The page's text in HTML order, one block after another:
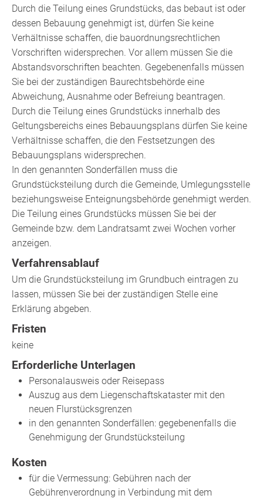
Durch die Teilung eines Grundstücks, das bebaut ist oder
dessen Bebauung genehmigt ist, dürfen Sie keine
Verhältnisse schaffen, die bauordnungsrechtlichen
Vorschriften widersprechen. Vor allem müssen Sie die
Abstandsvorschriften beachten. Gegebenenfalls müssen
Sie bei der zuständigen Baurechtsbehörde eine
Abweichung, Ausnahme oder Befreiung beantragen.
Durch die Teilung eines Grundstücks innerhalb des
Geltungsbereichs eines Bebauungsplans dürfen Sie keine
Verhältnisse schaffen, die den Festsetzungen des
Bebauungsplans widersprechen.
In den genannten Sonderfällen muss die
Grundstücksteilung durch die Gemeinde, Umlegungsstelle
beziehungsweise Enteignungsbehörde genehmigt werden.
Die Teilung eines Grundstücks müssen Sie bei der
Gemeinde bzw. dem Landratsamt zwei Wochen vorher
anzeigen.
Verfahrensablauf
Um die Grundstücksteilung im Grundbuch eintragen zu
lassen, müssen Sie bei der zuständigen Stelle eine
Erklärung abgeben.
Fristen
keine
Erforderliche Unterlagen
Personalausweis oder Reisepass
Auszug aus dem Liegenschaftskataster mit den
neuen Flurstücksgrenzen
in den genannten Sonderfällen: gegebenenfalls die
Genehmigung der Grundstücksteilung
Kosten
für die Vermessung: Gebühren nach der
Gebührenverordnung in Verbindung mit dem